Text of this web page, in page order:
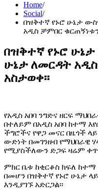
Home
Social
በዝቅተኛ የኑሮ ሁኔታ
አዲስ ቻምበር ቁርጠኝነቱን
በዝቅተኛ የኑሮ
ሁኔታ ለመርዳት
አስታወቀ፡፡
የአዲስ አበባ ንግድና ዘርፍ
በተለይም በአዲስ አበባ ከተማ
ችግሮችና የዋጋ መናር በዜጎች
ውድነት በመገንዘብ የማህበራዊ
የሚያስችለውን ድጋፍ ዛሬም
ምክር ቤቱ ከቂርቆስ ክፍለ ከተማ
በመሆን በዝቅተኛ የኑሮ ሁኔታ
እንዲያገኙ አድርጋል፡፡